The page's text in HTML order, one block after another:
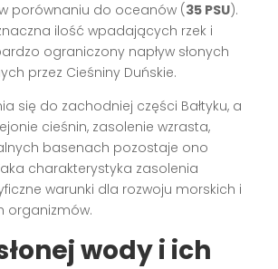
porównaniu do oceanów (35 PSU).
ilość wpadających rzek i
ograniczony napływ słonych
przez Cieśniny Duńskie.
się do zachodniej części Bałtyku, a
cieśnin, zasolenie wzrasta,
basenach pozostaje ono
charakterystyka zasolenia
warunki dla rozwoju morskich i
organizmów.
wody i ich